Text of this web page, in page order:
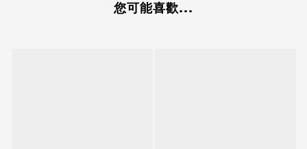
您可能喜歡...